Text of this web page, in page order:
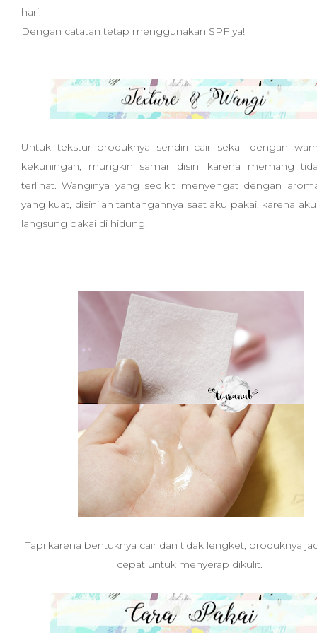
hari.
Dengan catatan tetap menggunakan SPF ya!
Untuk tekstur produknya sendiri cair sekali dengan
kekuningan, mungkin samar disini karena memang
terlihat. Wanginya yang sedikit menyengat dengan
yang kuat, disinilah tantangannya saat aku pakai, karena
langsung pakai di hidung.
Tapi karena bentuknya cair dan tidak lengket, produknya
cepat untuk menyerap dikulit.